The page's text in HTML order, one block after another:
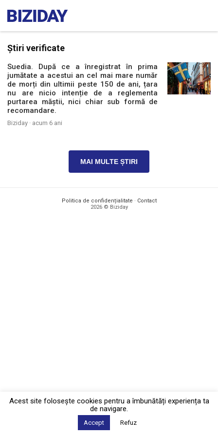
Știri verificate
Suedia. După ce a înregistrat în prima
jumătate a acestui an cel mai mare număr
de morți din ultimii peste 150 de ani, țara
nu are nicio intenție de a reglementa
purtarea măștii, nici chiar sub formă de
recomandare.
Biziday · acum 6 ani
MAI MULTE ȘTIRI
Politica de confidențialitate · Contact
2026 © Biziday
Acest site foloseşte cookies pentru a îmbunătăți experiența ta
de navigare.
Accept Refuz